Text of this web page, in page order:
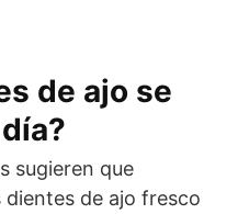
de ajo se
sugieren que
de ajo fresco